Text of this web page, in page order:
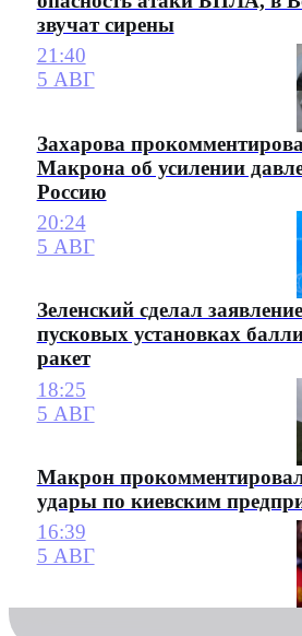
звучат сирены
21:40
5 АВГ
Захарова
Макрона об усилении
Россию
20:24
5 АВГ
Зеленский сделал
пусковых установках
ракет
18:25
5 АВГ
Макрон
удары по киевским
16:39
5 АВГ